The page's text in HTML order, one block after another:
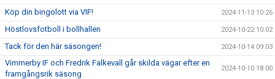
Köp din bingolott via VIF! 2024-11-13 10:26
Höstlovsfotboll i bollhallen 2024-10-22 10:02
Tack för den här säsongen! 2024-10-14 09:03
Vimmerby IF och Fredrik Falkevall går skilda vägar efter en
framgångsrik säsong
2024-10-10 18:00